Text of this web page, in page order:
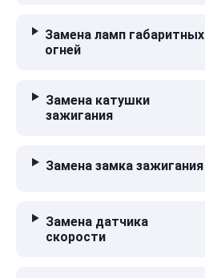
Замена ламп габаритных
огней
Замена катушки
зажигания
Замена замка зажигания
Замена датчика
скорости